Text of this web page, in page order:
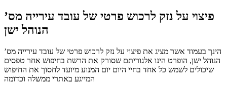
פיצוי על נזק לרכוש פרטי של עובד עירייה מס’
הנוהל ישן
הינך בעמוד אשר מציג את פיצוי על נזק לרכוש פרטי של עובד עירייה מס’
הנוהל ישן, הופרט הינו אלגוריתם שסורק את הרשת בחיפוש אחר טפסים
שיכולים לשמש כל אחד בחיי היום יום המנוע מיועד לחסוך את החיפוש
המייגע באתרי ממשלה וכדומה